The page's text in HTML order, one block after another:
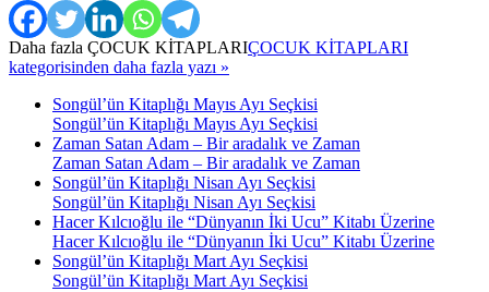
Daha fazla ÇOCUK KİTAPLARIÇOCUK KİTAPLARI
kategorisinden daha fazla yazı »
Songül’ün Kitaplığı Mayıs Ayı Seçkisi
Songül’ün Kitaplığı Mayıs Ayı Seçkisi
Zaman Satan Adam – Bir aradalık ve Zaman
Zaman Satan Adam – Bir aradalık ve Zaman
Songül’ün Kitaplığı Nisan Ayı Seçkisi
Songül’ün Kitaplığı Nisan Ayı Seçkisi
Hacer Kılcıoğlu ile “Dünyanın İki Ucu” Kitabı Üzerine
Hacer Kılcıoğlu ile “Dünyanın İki Ucu” Kitabı Üzerine
Songül’ün Kitaplığı Mart Ayı Seçkisi
Songül’ün Kitaplığı Mart Ayı Seçkisi